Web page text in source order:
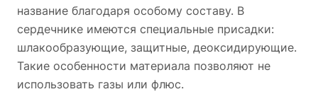
название благодаря особому составу. В
сердечнике имеются специальные присадки:
шлакообразующие, защитные, деоксидирующие.
Такие особенности материала позволяют не
использовать газы или флюс.